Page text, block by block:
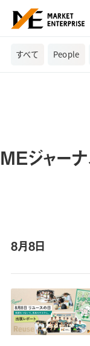
すべて People
MEジャー
8月8日